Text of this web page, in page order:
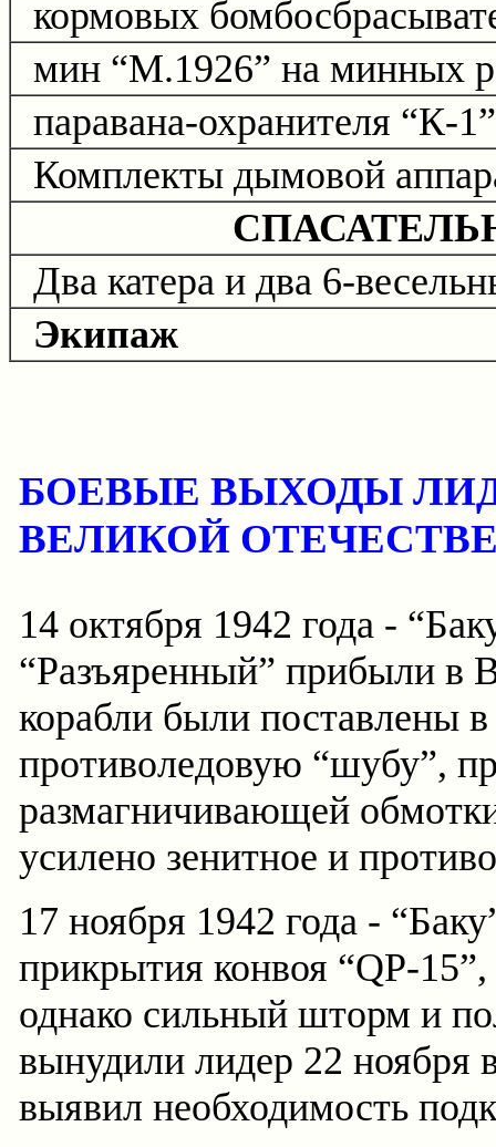
кормовых
мин “М.1926” на минных
паравана-охранителя “К-1”
Комплекты дымовой
Два катера и два 6-
Экипаж
БОЕВЫЕ ВЫХОДЫ
ВЕЛИКОЙ
14 октября 1942 года -
“Разъяренный” прибыли в
корабли были поставлены
противоледовую “шубу”,
размагничивающей
усилено зенитное и
17 ноября 1942 года -
прикрытия конвоя “QP-
однако сильный шторм и
вынудили лидер 22 ноября
выявил необходимость